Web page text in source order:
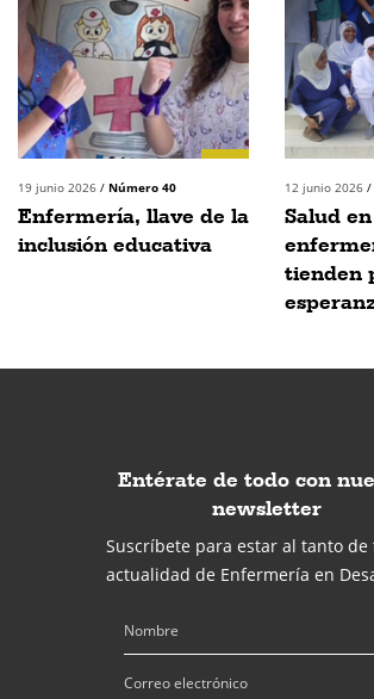
19 junio 2026 / Número 40
Enfermería, llave de la
inclusión educativa
12 junio 2026 /
Salud
tienden
Entérate de todo con
newsletter
Suscríbete para estar al tanto de
actualidad de Enfermería en